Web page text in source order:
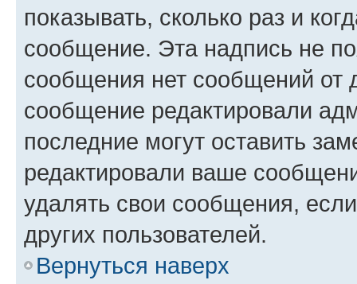
показывать, сколько раз и
сообщение. Эта надпись не
сообщения нет сообщений от
сообщение редактировали
последние могут оставить
редактировали ваше
удалять свои сообщения,
других пользователей.
Вернуться наверх